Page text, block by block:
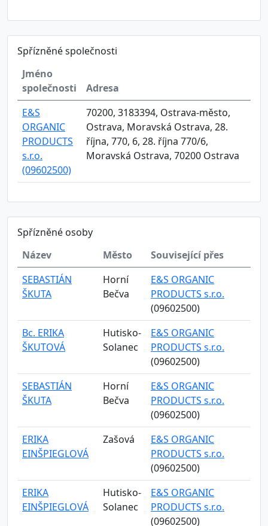
Spřízněné společnosti
Jméno
společnosti
Adresa
E&S
ORGANIC
PRODUCTS
s.r.o.
(09602500)
70200, 3183394, Ostrava-město,
Ostrava, Moravská Ostrava, 28.
října, 770, 6, 28. října 770/6,
Moravská Ostrava, 70200 Ostrava
Spřízněné osoby
Název
Město
Související přes
SEBASTIÁN
ŠKUTA
Horní
Bečva
E&S ORGANIC
PRODUCTS s.r.o.
(09602500)
Bc. ERIKA
ŠKUTOVÁ
Hutisko-
Solanec
E&S ORGANIC
PRODUCTS s.r.o.
(09602500)
SEBASTIÁN
ŠKUTA
Horní
Bečva
E&S ORGANIC
PRODUCTS s.r.o.
(09602500)
ERIKA
EINŠPIEGLOVÁ
Zašová
E&S ORGANIC
PRODUCTS s.r.o.
(09602500)
ERIKA
EINŠPIEGLOVÁ
Hutisko-
Solanec
E&S ORGANIC
PRODUCTS s.r.o.
(09602500)